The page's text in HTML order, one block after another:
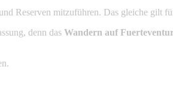
Reserven mitzuführen. Das gleiche gilt
denn das Wandern auf